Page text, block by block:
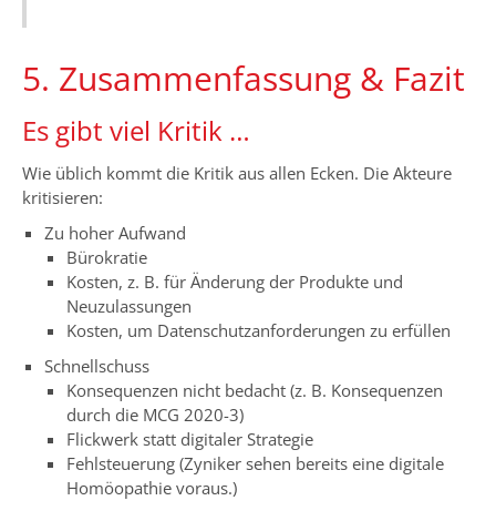
5. Zusammenfassung & Fazit
Es gibt viel Kritik …
Wie üblich kommt die Kritik aus allen Ecken. Die Akteure
kritisieren:
Zu hoher Aufwand
Bürokratie
Kosten, z. B. für Änderung der Produkte und
Neuzulassungen
Kosten, um Datenschutzanforderungen zu erfüllen
Schnellschuss
Konsequenzen nicht bedacht (z. B. Konsequenzen
durch die MCG 2020-3)
Flickwerk statt digitaler Strategie
Fehlsteuerung (Zyniker sehen bereits eine digitale
Homöopathie voraus.)